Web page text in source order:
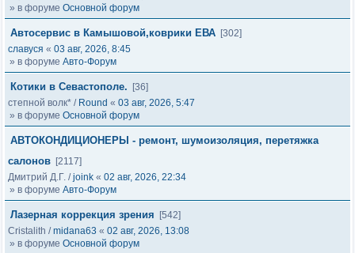
» в форуме Основной форум
Автосервис в Камышовой,коврики ЕВА [302]
славуся « 03 авг, 2026, 8:45
» в форуме Авто-Форум
Котики в Севастополе.
[36]
степной волк* / Round « 03 авг, 2026, 5:47
» в форуме Основной форум
АВТОКОНДИЦИОНЕРЫ - ремонт, шумоизоляция, перетяжка
салонов [2117]
Дмитрий Д.Г. /joink « 02 авг, 2026, 22:34
» в форуме Авто-Форум
Лазерная коррекция зрения
[542]
Cristalith /midana63 « 02 авг, 2026, 13:08
» в форуме Основной форум